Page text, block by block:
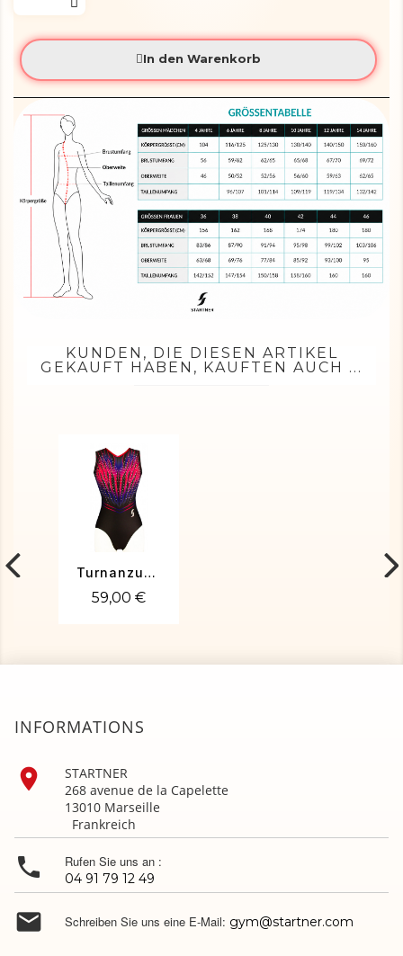
In den Warenkorb
KUNDEN, DIE DIESEN ARTIKEL
GEKAUFT HABEN, KAUFTEN AUCH ...
Turnanzug Silva
59,00 €
INFORMATIONS

STARTNER
268 avenue de la Capelette
13010 Marseille
Frankreich
 Rufen Sie uns an :
04 91 79 12 49
 Schreiben Sie uns eine E-Mail: gym@startner.com